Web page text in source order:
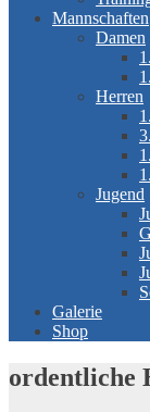
Mannschaften
Damen
Herren
Jugend
Galerie
Shop
ordentliche